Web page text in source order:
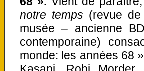
notre temps (revue de
musée – ancienne
contemporaine)
monde: les années 68
Kasapi, Robi